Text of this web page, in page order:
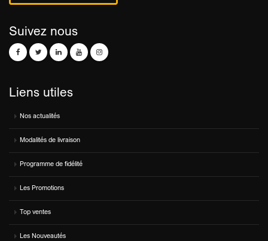
Suivez nous
Liens utiles
Nos actualités
Modalités de livraison
Programme de fidélité
Les Promotions
Top ventes
Les Nouveautés